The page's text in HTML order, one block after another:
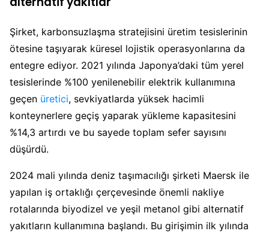
Şirket, karbonsuzlaşma stratejisini üretim tesislerinin
ötesine taşıyarak küresel lojistik operasyonlarına da
entegre ediyor. 2021 yılında Japonya’daki tüm yerel
tesislerinde %100 yenilenebilir elektrik kullanımına
geçen üretici, sevkiyatlarda yüksek hacimli
konteynerlere geçiş yaparak yükleme kapasitesini
%14,3 artırdı ve bu sayede toplam sefer sayısını
düşürdü.
2024 mali yılında deniz taşımacılığı şirketi Maersk ile
yapılan iş ortaklığı çerçevesinde önemli nakliye
rotalarında biyodizel ve yeşil metanol gibi alternatif
yakıtların kullanımına başlandı. Bu girişimin ilk yılında